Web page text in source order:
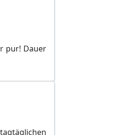
pur! Dauer